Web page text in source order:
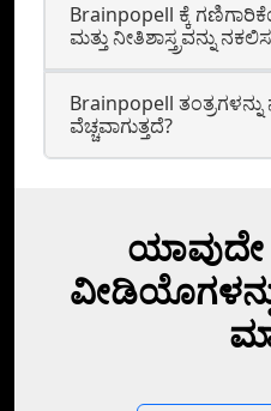
Brainpopell ಕ್ಕೆ
ಮತ್ತು ನೀತಿಶಾಸ್ತ್ರವನ್ನು
Brainpopell
ವೆಚ್ಚವಾಗುತ್ತದೆ?